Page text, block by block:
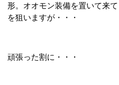
形。オオモン装備を置いて来
を狙いますが・・・
頑張った割に・・・